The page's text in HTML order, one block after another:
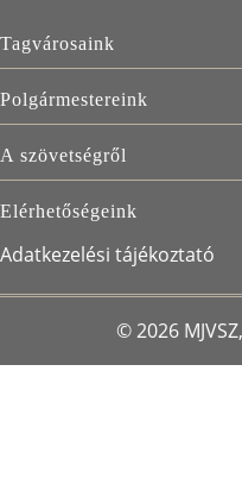
NAVIGÁCIÓ
Tagvárosaink
Polgármestereink
A szövetségről
Elérhetőségeink
LÁBLÉC
Adatkezelési tájékoztató
© 2026